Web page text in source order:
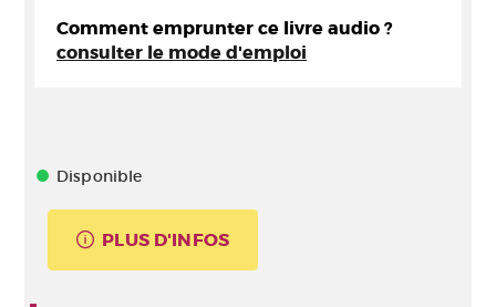
Comment emprunter ce livre audio ?
consulter le mode d'emploi
Disponible
PLUS D'INFOS